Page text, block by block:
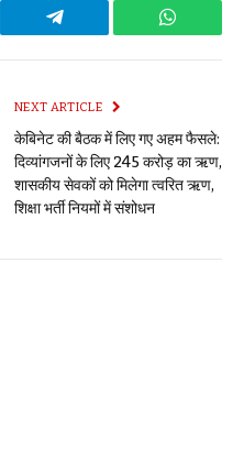
Telegram
NEXT ARTICLE
केबिनेट की बैठक में लिए गए अहम फैसले:
दिव्यांगजनों के लिए 245 करोड़ का ऋण,
शासकीय सेवकों को मिलेगा त्वरित ऋण,
शिक्षा भर्ती नियमों में संशोधन